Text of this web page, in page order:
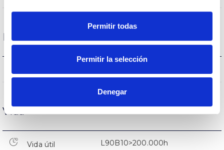
Permitir todas
Permitir la selección
Denegar
Rendimiento
Vida
Vida útil L90B10>200.000h